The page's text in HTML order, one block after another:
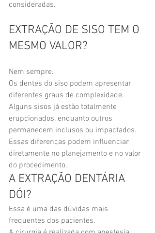
consideradas.
EXTRAÇÃO DE SISO TEM O
MESMO VALOR?
Nem sempre.
Os dentes do siso podem apresentar
diferentes graus de complexidade.
Alguns sisos já estão totalmente
erupcionados, enquanto outros
permanecem inclusos ou impactados.
Essas diferenças podem influenciar
diretamente no planejamento e no valor
do procedimento.
A EXTRAÇÃO DENTÁRIA
DÓI?
Essa é uma das dúvidas mais
frequentes dos pacientes.